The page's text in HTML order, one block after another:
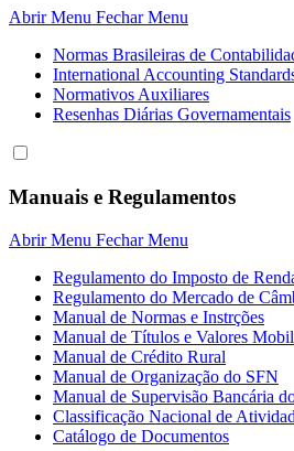
Abrir Menu Fechar Menu
Normas Brasileiras de
International Accounting
Normativos Auxiliares
Resenhas Diárias Governamentais
Manuais e Regulamentos
Abrir Menu Fechar Menu
Regulamento do Imposto de
Regulamento do Mercado de
Manual de Normas e Instrções
Manual de Títulos e Valores
Manual de Crédito Rural
Manual de Organização do SFN
Manual de Supervisão Bancária
Classificação Nacional de
Catálogo de Documentos